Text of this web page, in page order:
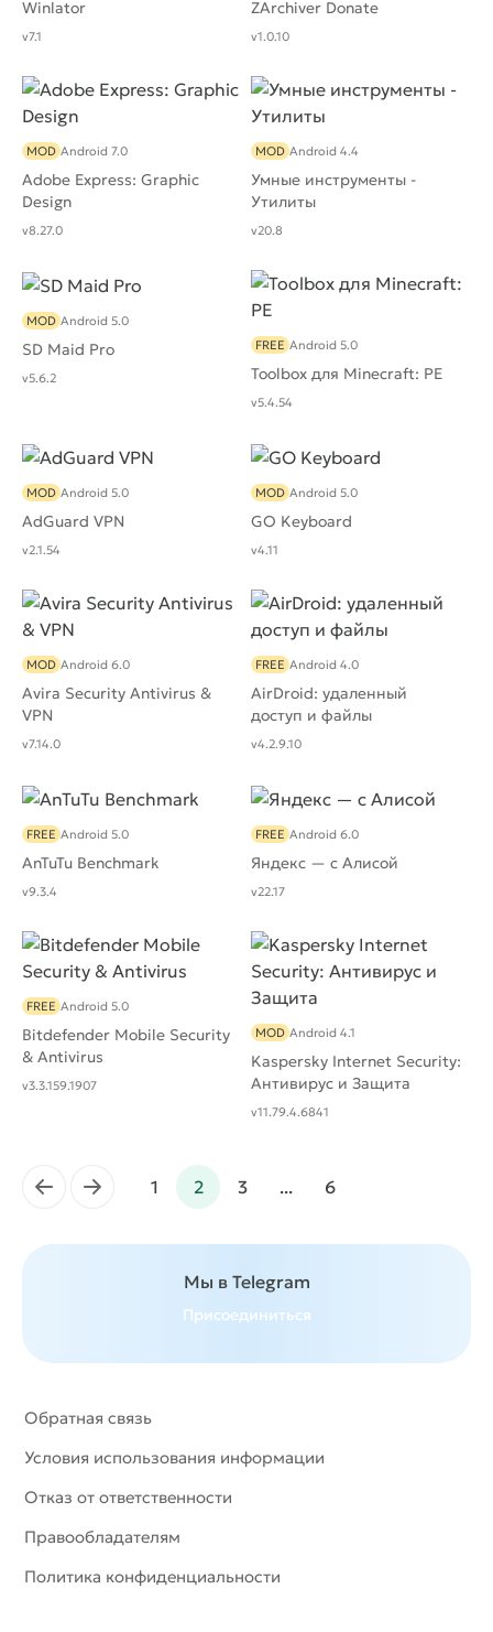
Winlator
v7.1
ZArchiver Donate
v1.0.10
Adobe Express: Graphic
Design
MOD Android 7.0
v8.27.0
Умные инструменты -
Утилиты
MOD Android 4.4
v20.8
SD Maid Pro
MOD Android 5.0
v5.6.2 Toolbox для Minecraft: PE
FREE Android 5.0
v5.4.54
AdGuard VPN
MOD Android 5.0
v2.1.54
GO Keyboard
MOD Android 5.0
v4.11
Avira Security Antivirus &
VPN
MOD Android 6.0
v7.14.0
AirDroid: удаленный
доступ и файлы
FREE Android 4.0
v4.2.9.10
AnTuTu Benchmark
FREE Android 5.0
v9.3.4
Яндекс — с Алисой
FREE Android 6.0
v22.17
Bitdefender Mobile Security
& Antivirus
FREE Android 5.0
v3.3.159.1907
Kaspersky Internet Security:
Антивирус и Защита
MOD Android 4.1
v11.79.4.6841
← → 1 2 3 ... 6
Мы в Telegram
Присоединиться
Обратная связь
Условия использования информации
Отказ от ответственности
Правообладателям
Политика конфиденциальности